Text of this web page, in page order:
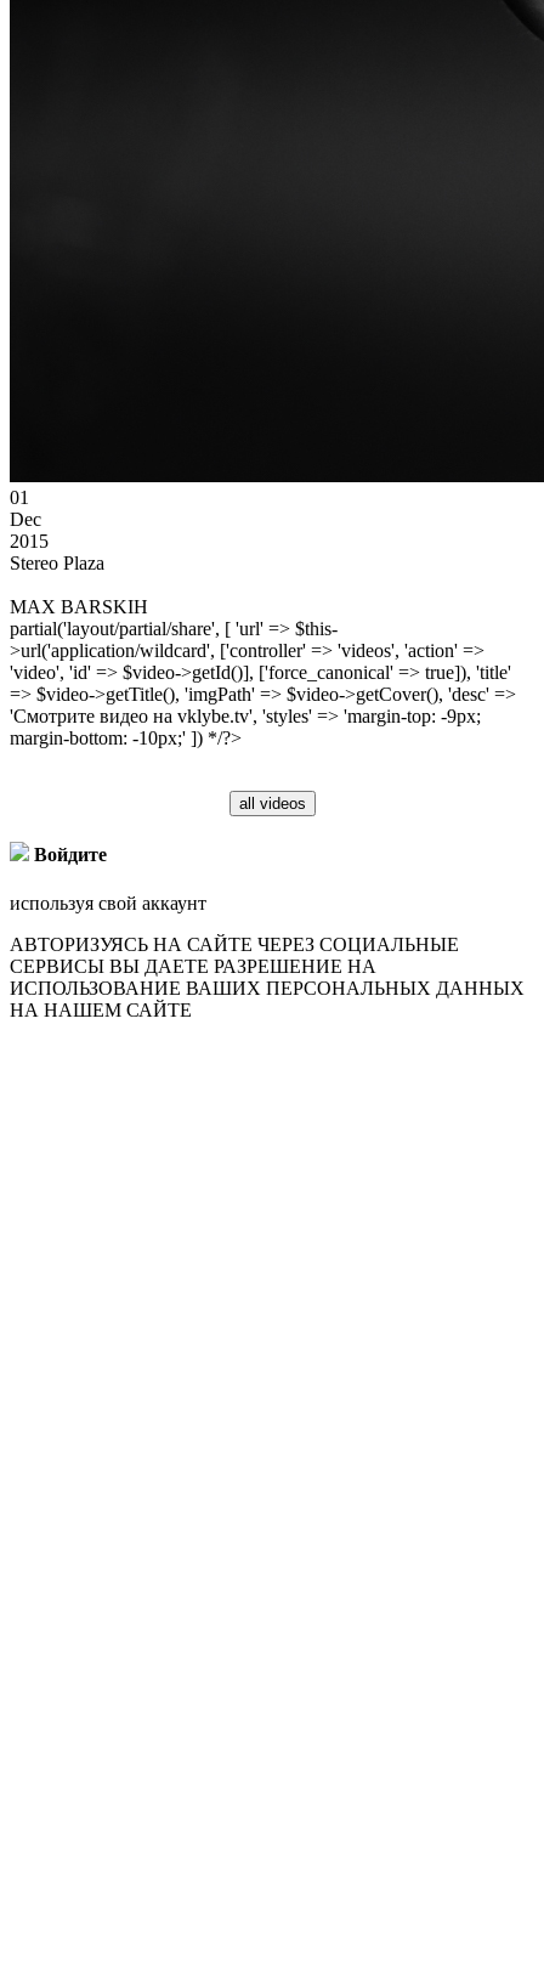
01
Dec
2015
Stereo Plaza
MAX BARSKIH
partial('layout/partial/share', [ 'url' => $this-
>url('application/wildcard', ['controller' => 'videos', 'action' =>
'video', 'id' => $video->getId()], ['force_canonical' => true]), 'title'
=> $video->getTitle(), 'imgPath' => $video->getCover(), 'desc' =>
'Смотрите видео на vklybe.tv', 'styles' => 'margin-top: -9px;
margin-bottom: -10px;' ]) */?>
all videos
Войдите
используя свой аккаунт
АВТОРИЗУЯСЬ НА САЙТЕ ЧЕРЕЗ СОЦИАЛЬНЫЕ
СЕРВИСЫ ВЫ ДАЕТЕ РАЗРЕШЕНИЕ НА
ИСПОЛЬЗОВАНИЕ ВАШИХ ПЕРСОНАЛЬНЫХ ДАННЫХ
НА НАШЕМ САЙТЕ